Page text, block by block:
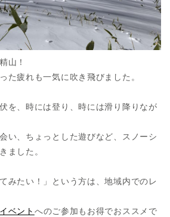
山！
た疲れも一気に吹き飛びました。
を、時には登り、時には滑り降りなが
い、ちょっとした遊びなど、スノーシ
ました。
みたい！」という方は、地域内でのレ
ベント へのご参加もお得でおススメで